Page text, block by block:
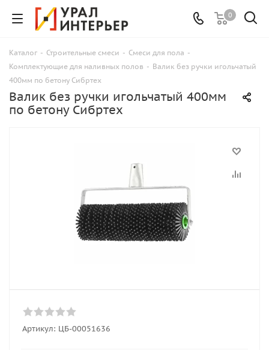
0
Каталог - Строительные смеси - Смеси для пола -
Комплектующие для наливных полов - Валик без ручки игольчатый
400мм по бетону Сибртех
Валик без ручки игольчатый 400мм
по бетону Сибртех
Артикул: ЦБ-00051636